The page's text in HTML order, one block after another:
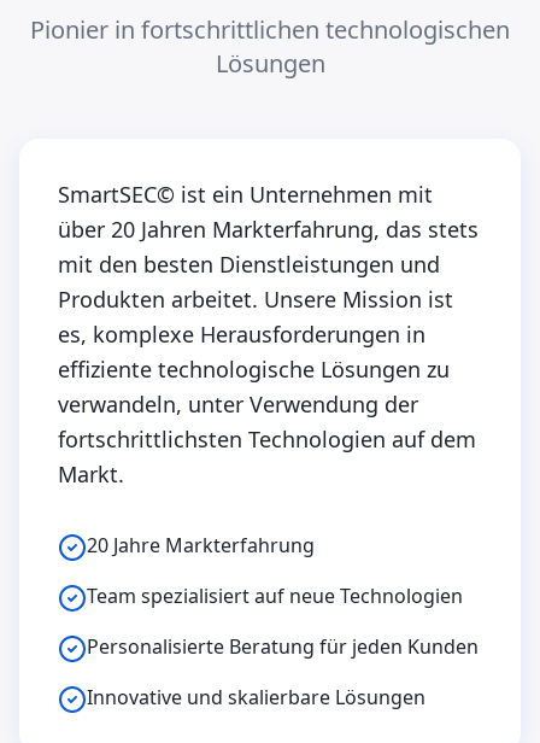
Pionier in fortschrittlichen technologischen
Lösungen
SmartSEC© ist ein Unternehmen mit
über 20 Jahren Markterfahrung, das stets
mit den besten Dienstleistungen und
Produkten arbeitet. Unsere Mission ist
es, komplexe Herausforderungen in
effiziente technologische Lösungen zu
verwandeln, unter Verwendung der
fortschrittlichsten Technologien auf dem
Markt.
20 Jahre Markterfahrung
Team spezialisiert auf neue Technologien
Personalisierte Beratung für jeden Kunden
Innovative und skalierbare Lösungen